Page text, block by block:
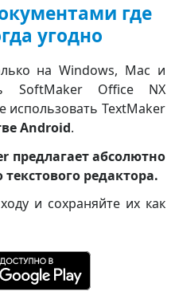
где
угодно
на Windows, Mac и
SoftMaker Office NX
использовать TextMaker
Android.
предлагает абсолютно
редактора.
и сохраняйте их как